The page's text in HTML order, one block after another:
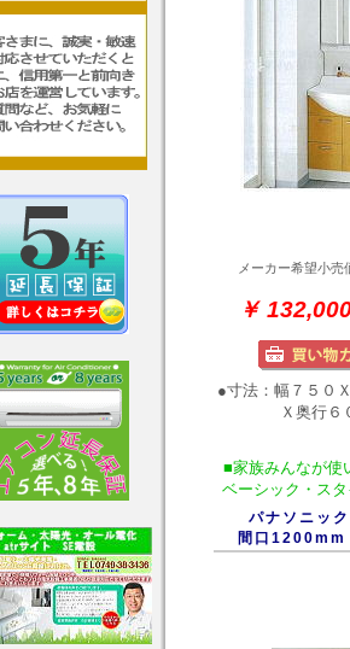
メーカー希望小売
￥
●寸法：幅７５０
Ｘ奥行６０
■家族みんなが使
ベーシック・スタ
パナソニッ
間口